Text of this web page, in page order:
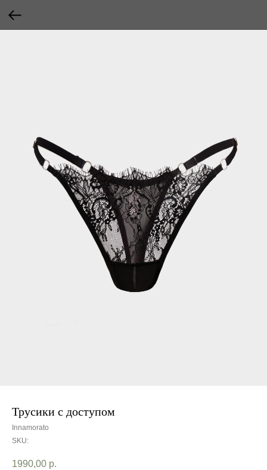
Трусики с доступом
Innamorato
SKU:
1990,00 р.